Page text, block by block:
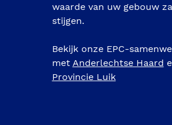
waarde van uw gebouw
stijgen.
Bekijk onze EPC-
met Anderlechtse Haard
Provincie Luik